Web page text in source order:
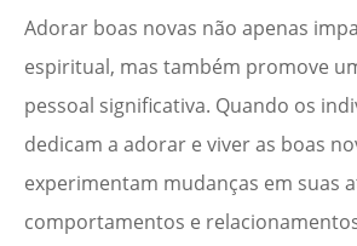
Adorar boas novas não apenas
espiritual, mas também promove
pessoal significativa. Quando os
dedicam a adorar e viver as boas
experimentam mudanças em suas
comportamentos e